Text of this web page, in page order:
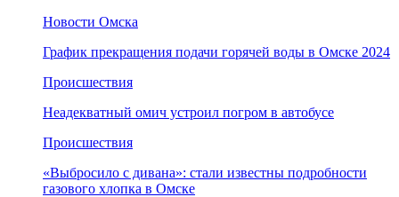
Новости Омска
График прекращения подачи горячей воды в Омске 2024
Происшествия
Неадекватный омич устроил погром в автобусе
Происшествия
«Выбросило с дивана»: стали известны подробности
газового хлопка в Омске